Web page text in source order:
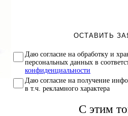
ОСТАВИТЬ
Даю согласие на обработку и
персональных данных в
конфиденциальности
Даю согласие на получение
в т.ч. рекламного характера
С этим